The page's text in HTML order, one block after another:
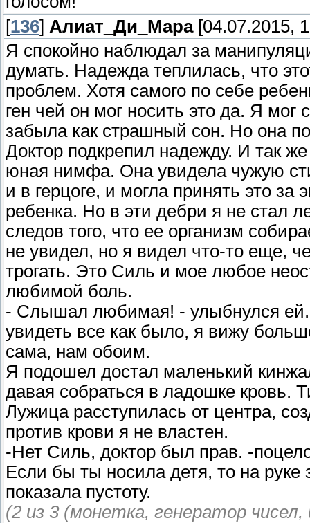
[136] Алиат_Ди_Мара[04.07.2015,
Я спокойно наблюдал за
думать. Надежда теплилась, что
проблем. Хотя самого по себе
ген чей он мог носить это да. Я
забыла как страшный сон. Но она
Доктор подкрепил надежду. И так
юная нимфа. Она увидела чужую
и в герцоге, и могла принять это за
ребенка. Но в эти дебри я не стал
следов того, что ее организм
не увидел, но я видел что-то еще,
трогать. Это Силь и мое любое
любимой боль.
- Слышал любимая! - улыбнулся
увидеть все как было, я вижу
сама, нам обоим.
Я подошел достал маленький
давая собраться в ладошке кровь.
Лужица расступилась от центра,
против крови я не властен.
-Нет Силь, доктор был прав. -
Если бы ты носила детя, то на
показала пустоту.
(2 из 3 (монетка, генератор